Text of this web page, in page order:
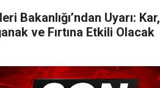
Bakanlığı’ndan Uyarı: Kar,
ve Fırtına Etkili Olacak